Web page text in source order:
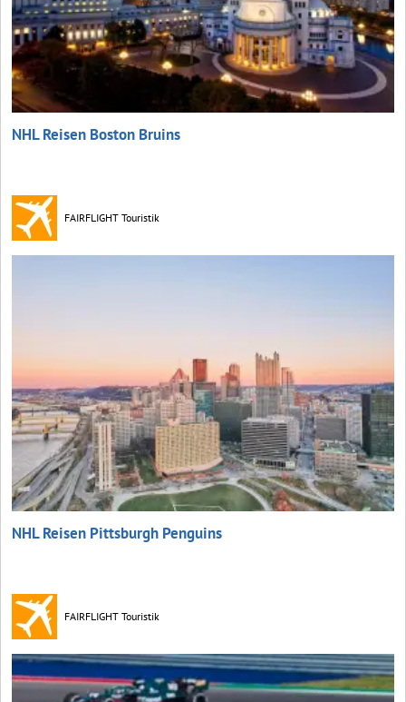
NHL Reisen Boston Bruins
FAIRFLIGHT Touristik
NHL Reisen Pittsburgh Penguins
FAIRFLIGHT Touristik